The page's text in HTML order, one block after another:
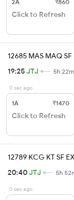
2A ₹860
Click to Refresh
12685 MAS MAQ SF
19:25JTJ 5h 22m
0 sec ago
1A ₹1470
Click to Refresh
12789 KCG KT SF
20:40JTJ 5h
0 sec ago